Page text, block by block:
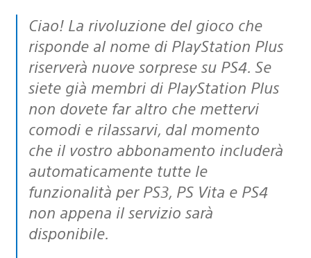
Ciao! La rivoluzione del gioco che
risponde al nome di PlayStation Plus
riserverà nuove sorprese su PS4. Se
siete già membri di PlayStation Plus
non dovete far altro che mettervi
comodi e rilassarvi, dal momento
che il vostro abbonamento includerà
automaticamente tutte le
funzionalità per PS3, PS Vita e PS4
non appena il servizio sarà
disponibile.